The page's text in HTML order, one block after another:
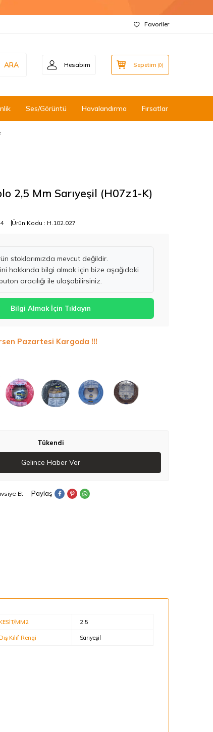
Favoriler
ARA Hesabım Sepetim (0)
Ses/Görüntü Havalandırma Fırsatlar
2,5 Mm Sarıyeşil (H07z1-K)
Ürün Kodu : H.102.027
stoklarımızda mevcut değildir.
hakkında bilgi almak için bize aşağıdaki
aracılığı ile ulaşabilirsiniz.
Bilgi Almak İçin Tıklayın
Pazartesi Kargoda !!!
Tükendi
Gelince Haber Ver
Et Paylaş
MM2 2.5
Kılıf Rengi Sarıyeşil